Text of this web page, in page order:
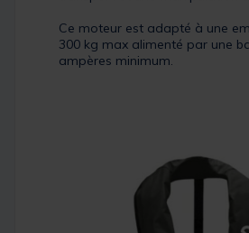
Ce moteur est adapté à une
300 kg max alimenté par une
ampères minimum.